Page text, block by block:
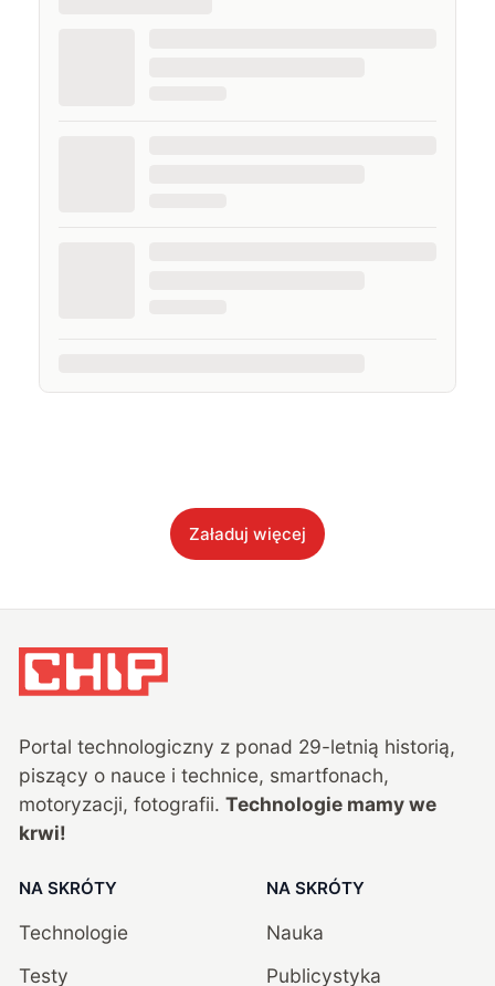
Załaduj więcej
Portal technologiczny z ponad 29-letnią historią,
piszący o nauce i technice, smartfonach,
motoryzacji, fotografii. Technologie mamy we
krwi!
NA SKRÓTY
Technologie
Testy
NA SKRÓTY
Nauka
Publicystyka